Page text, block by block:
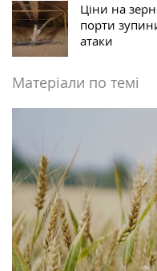
Ціни на
порти
атаки
Матеріали по темі